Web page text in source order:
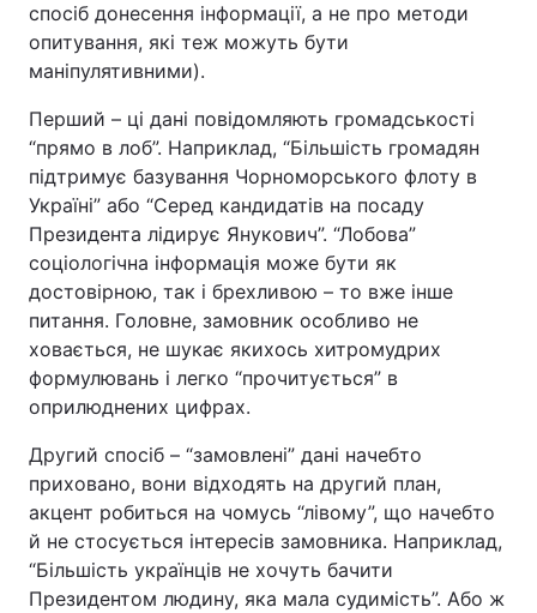
Архів Вакансії
Контакти
Послуги
Тема оформлення
спосіб донесення інформації, а не про методи
опитування, які теж можуть бути
маніпулятивними).
Перший – ці дані повідомляють громадськості
“прямо в лоб”. Наприклад, “Більшість громадян
підтримує базування Чорноморського флоту в
Україні” або “Серед кандидатів на посаду
Президента лідирує Янукович”. “Лобова”
соціологічна інформація може бути як
достовірною, так і брехливою – то вже інше
питання. Головне, замовник особливо не
ховається, не шукає якихось хитромудрих
формулювань і легко “прочитується” в
оприлюднених цифрах.
Другий спосіб – “замовлені” дані начебто
приховано, вони відходять на другий план,
акцент робиться на чомусь “лівому”, що начебто
й не стосується інтересів замовника. Наприклад,
“Більшість українців не хочуть бачити
Президентом людину, яка мала судимість”. Або ж